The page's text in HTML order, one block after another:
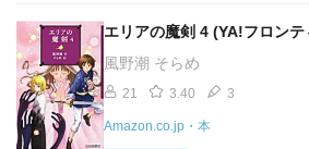
エリアの魔剣 4 (YA!フロンテ
風野潮 そらめ
21 3.40 3
Amazon.co.jp・本